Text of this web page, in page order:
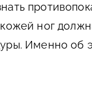
кожей ног
Именно об